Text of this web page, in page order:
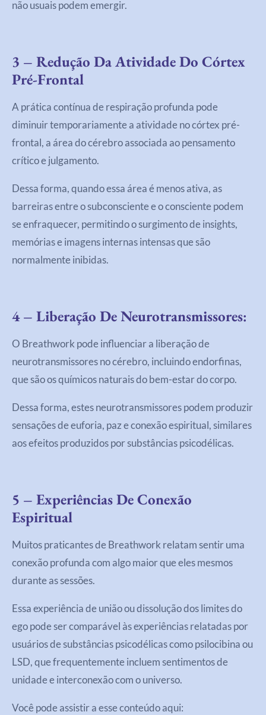
não usuais podem emergir.
3 – Redução Da Atividade Do Córtex
Pré-Frontal
A prática contínua de respiração profunda pode
diminuir temporariamente a atividade no córtex pré-
frontal, a área do cérebro associada ao pensamento
crítico e julgamento.
Dessa forma, quando essa área é menos ativa, as
barreiras entre o subconsciente e o consciente podem
se enfraquecer, permitindo o surgimento de insights,
memórias e imagens internas intensas que são
normalmente inibidas.
4 – Liberação De Neurotransmissores:
O Breathwork pode influenciar a liberação de
neurotransmissores no cérebro, incluindo endorfinas,
que são os químicos naturais do bem-estar do corpo.
Dessa forma, estes neurotransmissores podem produzir
sensações de euforia, paz e conexão espiritual, similares
aos efeitos produzidos por substâncias psicodélicas.
5 – Experiências De Conexão
Espiritual
Muitos praticantes de Breathwork relatam sentir uma
conexão profunda com algo maior que eles mesmos
durante as sessões.
Essa experiência de união ou dissolução dos limites do
ego pode ser comparável às experiências relatadas por
usuários de substâncias psicodélicas como psilocibina ou
LSD, que frequentemente incluem sentimentos de
unidade e interconexão com o universo.
Você pode assistir a esse conteúdo aqui: